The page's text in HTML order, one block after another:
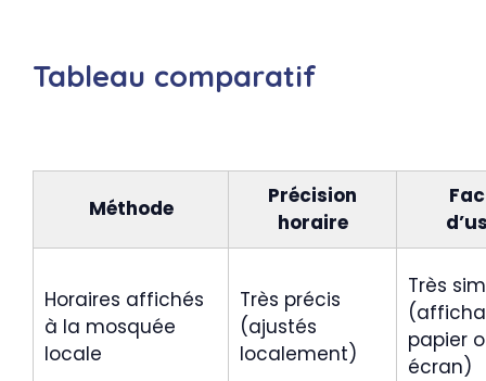
Tableau comparatif
Méthode
Précision
horaire
Horaires affichés
à la mosquée
locale
Très précis
(ajustés
localement)
Très
papier
écran)